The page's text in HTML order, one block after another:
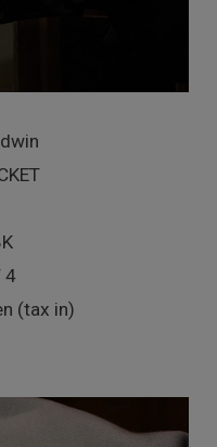
4
(tax in)